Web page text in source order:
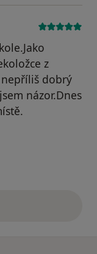
z
dobrý
názor.Dnes
názory